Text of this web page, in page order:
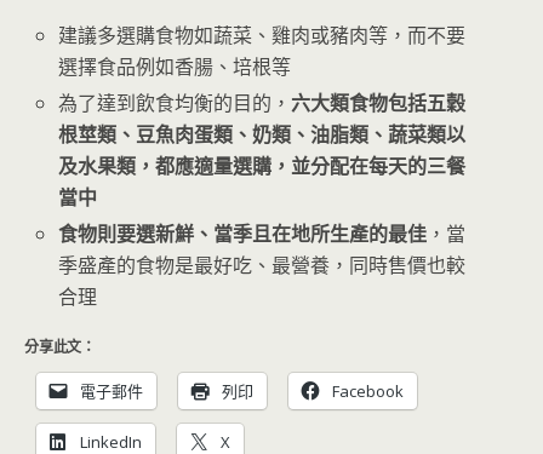
建議多選購食物如蔬菜、雞肉或豬肉等，而不要
選擇食品例如香腸、培根等
為了達到飲食均衡的目的， 六大類食物包括五穀
根莖類、豆魚肉蛋類、奶類、油脂類、蔬菜類以
及水果類，都應適量選購，並分配在每天的三餐
當中
食物則要選新鮮、當季且在地所生產的最佳 ，當
季盛產的食物是最好吃、最營養，同時售價也較
合理
分享此文：
電子郵件 列印 Facebook
LinkedIn X